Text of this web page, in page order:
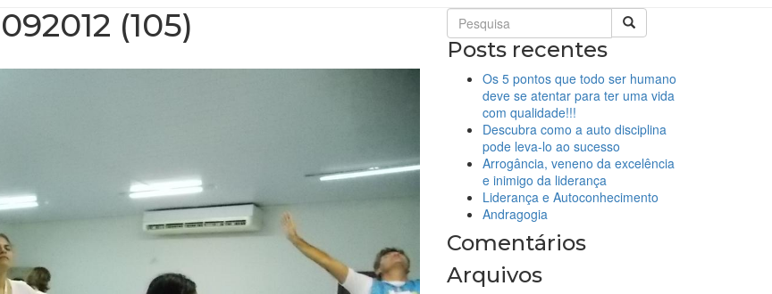
(105)
Posts recentes
Os 5 pontos que todo ser humano
deve se atentar para ter uma vida
com qualidade!!!
Descubra como a auto disciplina
pode leva-lo ao sucesso
Arrogância, veneno da excelência
e inimigo da liderança
Liderança e Autoconhecimento
Andragogia
Comentários
Arquivos